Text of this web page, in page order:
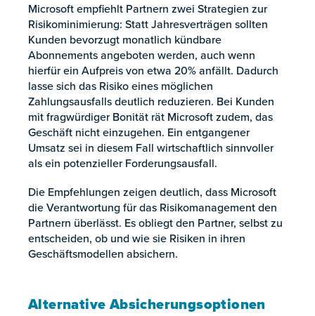
Microsoft empfiehlt Partnern zwei Strategien zur
Risikominimierung: Statt Jahresverträgen sollten
Kunden bevorzugt monatlich kündbare
Abonnements angeboten werden, auch wenn
hierfür ein Aufpreis von etwa 20% anfällt. Dadurch
lasse sich das Risiko eines möglichen
Zahlungsausfalls deutlich reduzieren. Bei Kunden
mit fragwürdiger Bonität rät Microsoft zudem, das
Geschäft nicht einzugehen. Ein entgangener
Umsatz sei in diesem Fall wirtschaftlich sinnvoller
als ein potenzieller Forderungsausfall.
Die Empfehlungen zeigen deutlich, dass Microsoft
die Verantwortung für das Risikomanagement den
Partnern überlässt. Es obliegt den Partner, selbst zu
entscheiden, ob und wie sie Risiken in ihren
Geschäftsmodellen absichern.
Alternative Absicherungsoptionen